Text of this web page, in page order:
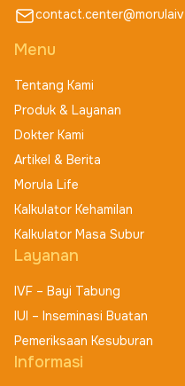
Menu
Tentang Kami
Produk & Layanan
Dokter Kami
Artikel & Berita
Morula Life
Kalkulator Kehamilan
Kalkulator Masa Subur
Layanan
IVF – Bayi Tabung
IUI – Inseminasi Buatan
Pemeriksaan Kesuburan
Informasi